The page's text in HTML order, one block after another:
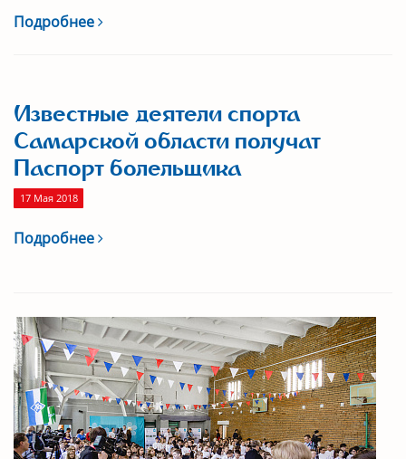
Подробнее
Известные деятели спорта
Самарской области получат
Паспорт болельщика
17 Мая 2018
Подробнее